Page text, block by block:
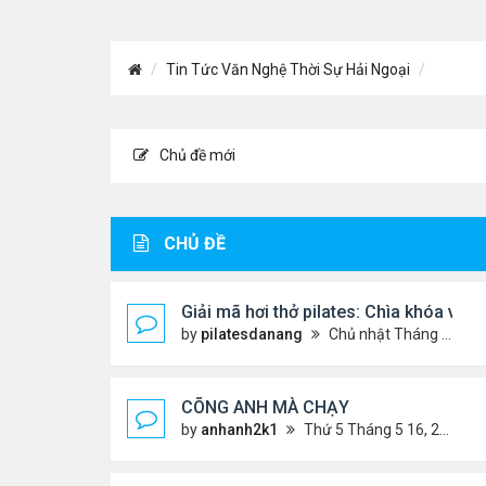
Tin Tức Văn Nghệ Thời Sự Hải Ngoại
Chủ đề mới
CHỦ ĐỀ
Giải mã hơi thở pilates: Chìa khóa
by pilatesdanang Chủ nhật Tháng 7 27, 2025 12:57 pm
CÕNG ANH MÀ CHẠY
by anhanh2k1 Thứ 5 Tháng 5 16, 2024 2:19 am